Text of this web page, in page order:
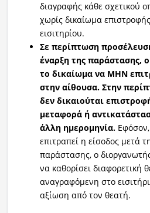
διαγραφής κάθε σχετικού
χωρίς δικαίωμα
εισιτηρίου.
Σε περίπτωση προσέ
έναρξη της παράστασης,
το δικαίωμα να ΜΗΝ
στην αίθουσα. Στην
δεν δικαιούται
μεταφορά ή
άλλη ημερομηνία. Εφόσον,
επιτραπεί η είσοδος μετά
παράστασης, ο
να καθορίσει διαφορετική
αναγραφόμενη στο
αξίωση από τον θεατή.